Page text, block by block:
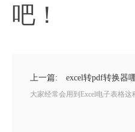
吧！
上一篇: excel转pdf转换器
大家经常会用到Excel电子表格